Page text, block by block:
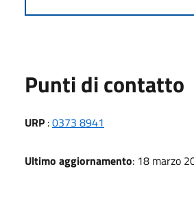
Punti di contatto
URP :0373 8941
Ultimo aggiornamento: 18 marzo